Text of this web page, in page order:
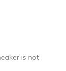
is not